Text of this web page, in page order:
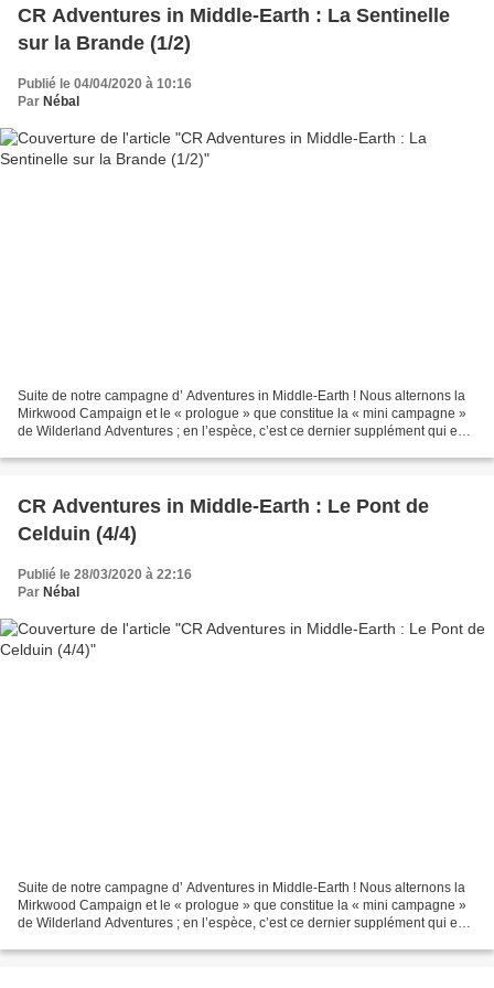
CR Adventures in Middle-Earth : La Sentinelle
sur la Brande (1/2)
Publié le 04/04/2020 à 10:16
Par Nébal
Suite de notre campagne d’ Adventures in Middle-Earth ! Nous alternons la
Mirkwood Campaign et le « prologue » que constitue la « mini campagne »
de Wilderland Adventures ; en l’espèce, c’est ce dernier supplément qui est
CR Adventures in Middle-Earth : Le Pont de
Celduin (4/4)
Publié le 28/03/2020 à 22:16
Par Nébal
Suite de notre campagne d’ Adventures in Middle-Earth ! Nous alternons la
Mirkwood Campaign et le « prologue » que constitue la « mini campagne »
de Wilderland Adventures ; en l’espèce, c’est ce dernier supplément qui est